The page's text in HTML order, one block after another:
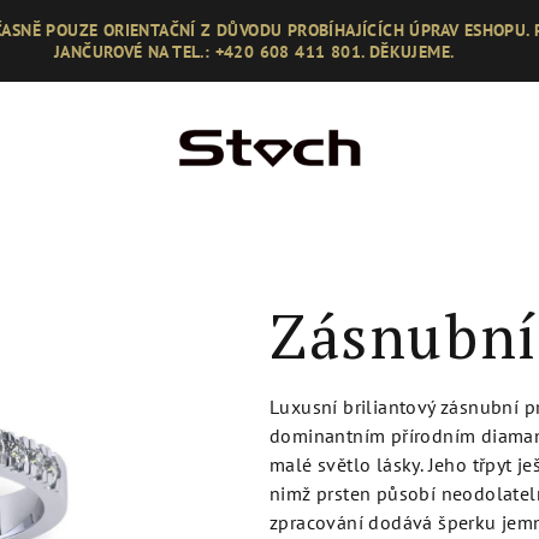
POUZE ORIENTAČNÍ Z DŮVODU PROBÍHAJÍCÍCH ÚPRAV
JANČUROVÉ NA TEL.: +420 608 411 801. DĚKUJEME.
Luxusní briliantový zásnubní
dominantním přírodním
malé světlo lásky. Jeho třpyt
nimž prsten působí
zpracování dodává šperku